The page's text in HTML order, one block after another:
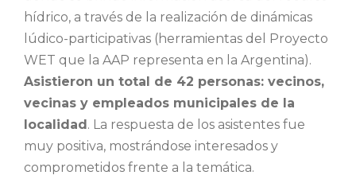
hídrico, a través de la realización de dinámicas
lúdico-participativas (herramientas del Proyecto
WET que la AAP representa en la Argentina).
Asistieron un total de 42 personas: vecinos,
vecinas y empleados municipales de la
localidad. La respuesta de los asistentes fue
muy positiva, mostrándose interesados y
comprometidos frente a la temática.